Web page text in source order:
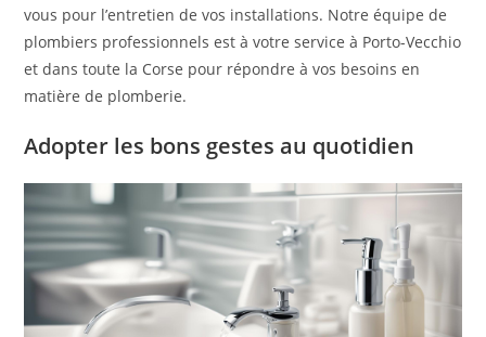
vous pour l’entretien de vos installations. Notre équipe de
plombiers professionnels est à votre service à Porto-Vecchio
et dans toute la Corse pour répondre à vos besoins en
matière de plomberie.
Adopter les bons gestes au quotidien